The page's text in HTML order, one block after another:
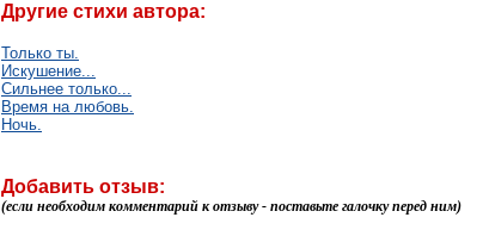
Другие стихи автора:
Только ты.
Искушение...
Сильнее только...
Время на любовь.
Ночь.
Добавить отзыв:
(если необходим комментарий к отзыву - поставьте галочку перед ним)